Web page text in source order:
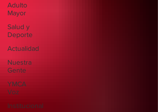
Adulto
Mayor
Salud y
Deporte
Actualidad
Nuestra
Gente
YMCA
Voz
Institucional